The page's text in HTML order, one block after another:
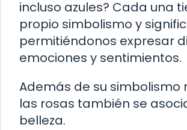
incluso azules? Cada una
propio simbolismo y
permitiéndonos expresar
emociones y sentimientos.
Además de su simbolismo
las rosas también se
belleza.